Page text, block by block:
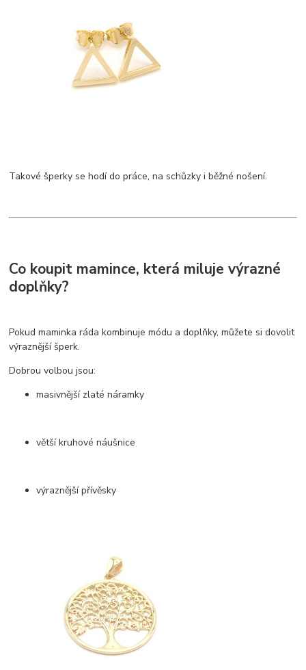
Takové šperky se hodí do práce, na schůzky i běžné nošení.
Co koupit mamince, která miluje výrazné
doplňky?
Pokud maminka ráda kombinuje módu a doplňky, můžete si dovolit
výraznější šperk.
Dobrou volbou jsou:
masivnější zlaté náramky
větší kruhové náušnice
výraznější přívěsky